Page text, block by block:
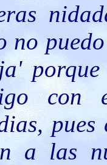
no
con
pues
a las